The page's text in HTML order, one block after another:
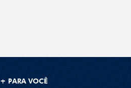
+ PARA VOCÊ